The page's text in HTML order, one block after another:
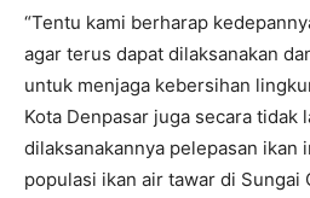
“Tentu kami berharap
agar terus dapat dilaksanakan
untuk menjaga kebersihan
Kota Denpasar juga secara tidak
dilaksanakannya pelepasan ikan
populasi ikan air tawar di Sungai